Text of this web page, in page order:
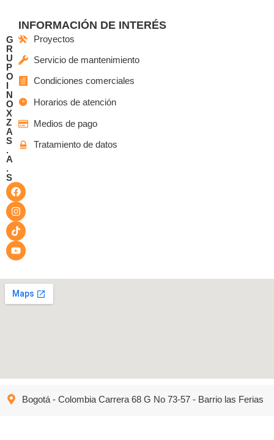
G
R
U
P
O
I
N
O
X
Z
A
S
.
A
.
S
INFORMACIÓN DE INTERÉS
Proyectos
Servicio de mantenimiento
Condiciones comerciales
Horarios de atención
Medios de pago
Tratamiento de datos
Bogotá - Colombia Carrera 68 G No 73-57 - Barrio las Ferias